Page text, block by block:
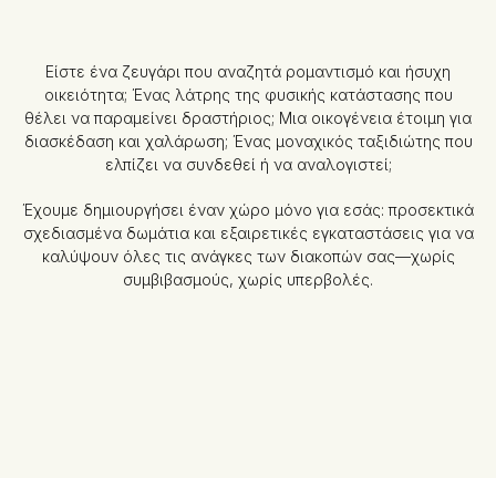
Είστε ένα ζευγάρι που αναζητά ρομαντισμό και ήσυχη
οικειότητα; Ένας λάτρης της φυσικής κατάστασης που
θέλει να παραμείνει δραστήριος; Μια οικογένεια έτοιμη για
διασκέδαση και χαλάρωση; Ένας μοναχικός ταξιδιώτης που
ελπίζει να συνδεθεί ή να αναλογιστεί;
Έχουμε δημιουργήσει έναν χώρο μόνο για εσάς: προσεκτικά
σχεδιασμένα δωμάτια και εξαιρετικές εγκαταστάσεις για να
καλύψουν όλες τις ανάγκες των διακοπών σας—χωρίς
συμβιβασμούς, χωρίς υπερβολές.